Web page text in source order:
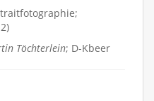
Töchterlein; D-Kbeer